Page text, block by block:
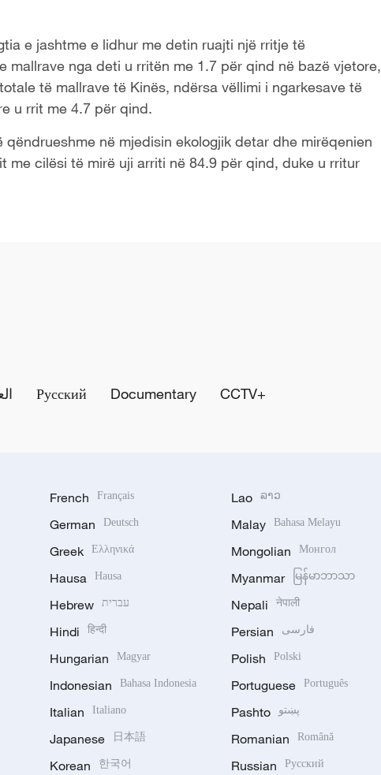
e jashtme e lidhur me detin ruajti një rritje të
mallrave nga deti u rritën me 1.7 për qind në bazë vjetore,
të mallrave të Kinës, ndërsa vëllimi i ngarkesave të
u rrit me 4.7 për qind.
në mjedisin ekologjik detar dhe mirëqenien
me cilësi të mirë uji arriti në 84.9 për qind, duke u rritur
Русский Documentary CCTV+
French Français
German Deutsch
Greek Ελληνικά
Hausa Hausa
Hebrew עברית
Hindi हिन्दी
Hungarian Magyar
Indonesian Bahasa Indonesia
Italian Italiano
Japanese 日本語
Korean 한국어
Lao ລາວ
Malay Bahasa Melayu
Mongolian Монгол
Myanmar မြန်မာဘာသာ
Nepali नेपाली
Persian فارسی
Polish Polski
Portuguese Português
Pashto پښتو
Romanian Română
Russian Русский